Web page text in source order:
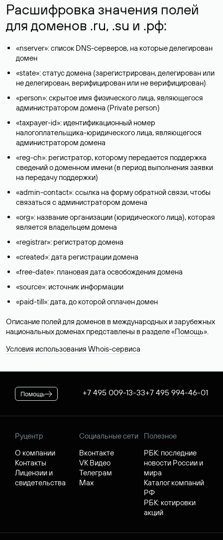
Расшифровка значения полей
для доменов .ru, .su и .рф:
«nserver»: список DNS-серверов, на которые делегирован
домен
«state»: статус домена (зарегистрирован, делегирован или
не делегирован, верифицирован или не верифицирован)
«person»: скрытое имя физического лица, являющегося
администратором домена (Privatе person)
«taxpayer-id»: идентификационный номер
налогоплательщика-юридического лица, являющегося
администратором домена
«reg-ch»: регистратор, которому передается поддержка
сведений о доменном имени (в период выполнения заявки
на передачу поддержки)
«admin-contact»: ссылка на форму обратной связи, чтобы
связаться с администратором домена
«org»: название организации (юридического лица), которая
является владельцем домена
«registrar»: регистратор домена
«created»: дата регистрации домена
«free-date»: плановая дата освобождения домена
«source»: источник информации
«paid-till»: дата, до которой оплачен домен
Описание полей для доменов в международных и зарубежных
национальных доменах представлены в разделе «Помощь».
Условия использования Whois-сервиса
Помощь +7 495 009-13-33+7 495 994-46-01
Руцентр
О компании
Контакты
Лицензии и
свидетельства
Социальные сети
Вконтакте
VK Видео
Телеграм
Max
Полезное
РБК: последние
новости России и
мира
Каталог компаний
РФ
РБК: котировки
акций